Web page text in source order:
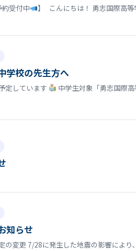
受付中 】 こんにちは！ 勇志国際高
学校の先生方へ
定しています
中学生対象「勇志国際
知らせ
の変更 7/28に発生した地震の影響によ